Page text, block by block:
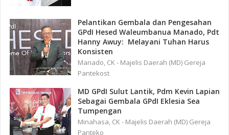
Pelantikan Gembala dan Pengesahan
GPdI Hesed Waleumbanua Manado, Pdt
Hanny Awuy: Melayani Tuhan Harus
Konsisten
Manado, CK - Majelis Daerah (MD) Gereja
Pantekost
MD GPdI Sulut Lantik, Pdm Kevin Lapian
Sebagai Gembala GPdI Eklesia Sea
Tumpengan
Minahasa, CK - Majelis Daerah (MD) Gereja
Panteko